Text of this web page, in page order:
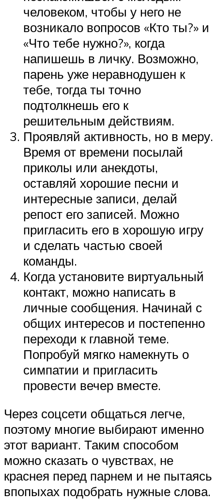
человеком, чтобы у него не
возникало вопросов «Кто ты?» и
«Что тебе нужно?», когда
напишешь в личку. Возможно,
парень уже неравнодушен к
тебе, тогда ты точно
подтолкнешь его к
решительным действиям.
Проявляй активность, но в меру.
Время от времени посылай
приколы или анекдоты,
оставляй хорошие песни и
интересные записи, делай
репост его записей. Можно
пригласить его в хорошую игру
и сделать частью своей
команды.
Когда установите виртуальный
контакт, можно написать в
личные сообщения. Начинай с
общих интересов и постепенно
переходи к главной теме.
Попробуй мягко намекнуть о
симпатии и пригласить
провести вечер вместе.
Через соцсети общаться легче,
поэтому многие выбирают именно
этот вариант. Таким способом
можно сказать о чувствах, не
краснея перед парнем и не пытаясь
впопыхах подобрать нужные слова.